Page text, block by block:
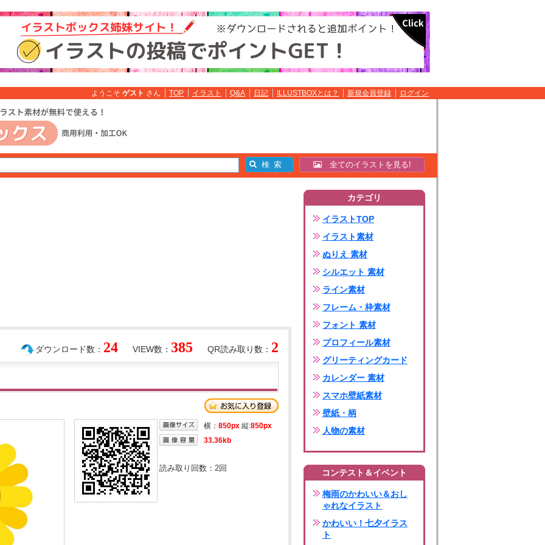
ようこそ ゲスト さん TOP イラスト Q&A 日記 ILLUSTBOXとは？ 新規会員登録 ログイン
全てのイラストを見る!
QR読み取り数： 2
VIEW数： 385
ダウンロード数： 24
横： 850px 縦:850px
33.36kb
読み取り回数： 2回
カテゴリ
イラストTOP
イラスト素材
ぬりえ 素材
シルエット 素材
ライン素材
フレーム・枠素材
フォント 素材
プロフィール素材
グリーティングカード
カレンダー 素材
スマホ壁紙素材
壁紙・柄
人物の素材
コンテスト＆イベント
梅雨のかわいい＆おし
ゃれなイラスト
かわいい！七夕イラス
ト